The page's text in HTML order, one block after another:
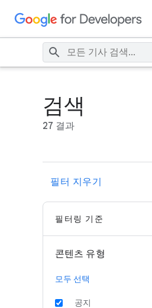
검색
27 결과
필터 지우기
필터링 기준
콘텐츠 유형
모두 선택
공지